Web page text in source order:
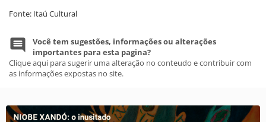
Fonte: Itaú Cultural
Você tem sugestões, informações ou alterações
importantes para esta pagina?
Clique aqui para sugerir uma alteração no conteudo e contribuir com
as informações expostas no site.